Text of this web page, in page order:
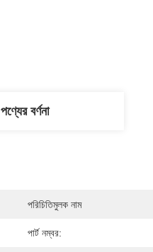
পণ্যের বর্ণনা
পরিচিতিমুলক নাম
পার্ট নম্বর: